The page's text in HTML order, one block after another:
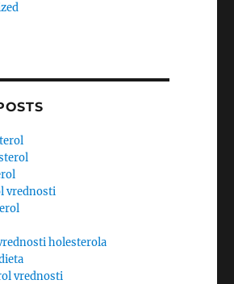
vrednosti
holesterola
vrednosti